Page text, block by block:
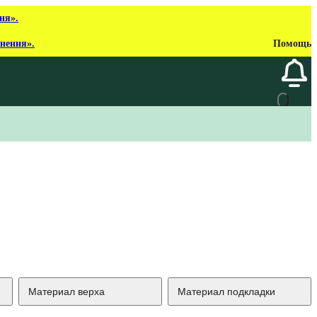
Помощь
Материал верха Материал подкладки